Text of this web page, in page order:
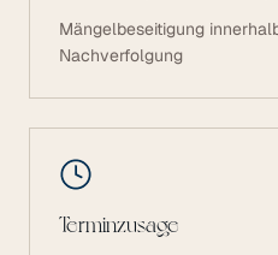
Mängelbeseitigung
Nachverfolgung
Terminzusage